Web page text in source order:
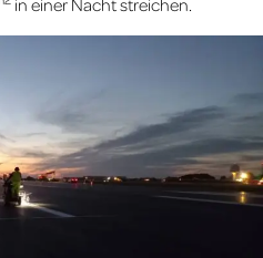
in einer Nacht streichen.